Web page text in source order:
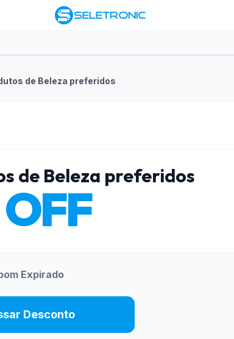
de Beleza preferidos
de Beleza preferidos
Expirado
Desconto